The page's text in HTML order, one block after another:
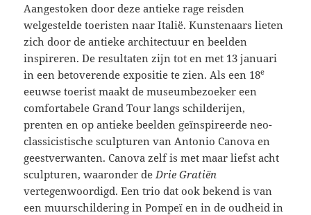
Aangestoken door deze antieke rage reisden
welgestelde toeristen naar Italië. Kunstenaars lieten
zich door de antieke architectuur en beelden
inspireren. De resultaten zijn tot en met 13 januari
in een betoverende expositie te zien. Als een 18e
eeuwse toerist maakt de museumbezoeker een
comfortabele Grand Tour langs schilderijen,
prenten en op antieke beelden geïnspireerde neo-
classicistische sculpturen van Antonio Canova en
geestverwanten. Canova zelf is met maar liefst acht
sculpturen, waaronder de Drie Gratiën
vertegenwoordigd. Een trio dat ook bekend is van
een muurschildering in Pompeï en in de oudheid in